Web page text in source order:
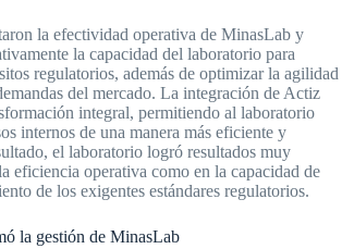
la efectividad operativa de MinasLab y
la capacidad del laboratorio para
regulatorios, además de optimizar la agilidad
del mercado. La integración de Actiz
integral, permitiendo al laboratorio
internos de una manera más eficiente y
el laboratorio logró resultados muy
eficiencia operativa como en la capacidad de
de los exigentes estándares regulatorios.
la gestión de MinasLab